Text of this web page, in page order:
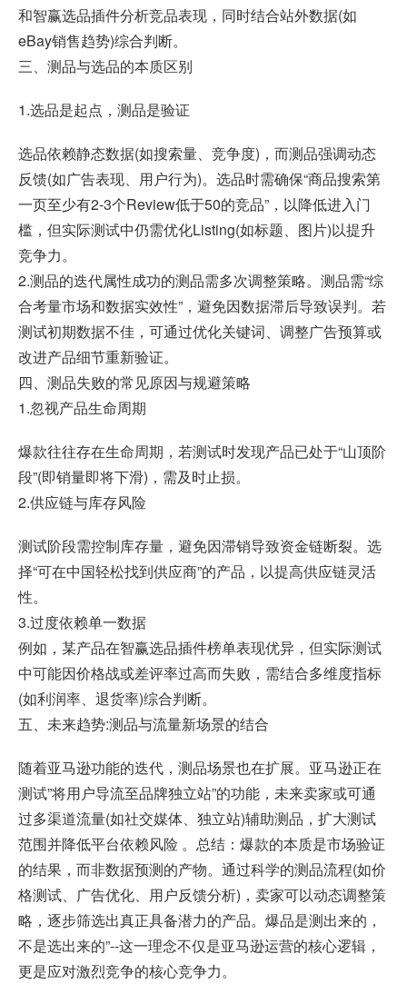
和智赢选品插件分析竞品表现，同时结合站外数据(如
eBay销售趋势)综合判断。
三、测品与选品的本质区别
1.选品是起点，测品是验证
选品依赖静态数据(如搜索量、竞争度)，而测品强调动态
反馈(如广告表现、用户行为)。选品时需确保“商品搜索第
一页至少有2-3个Review低于50的竞品”，以降低进入门
槛，但实际测试中仍需优化Listing(如标题、图片)以提升
竞争力。
2.测品的迭代属性成功的测品需多次调整策略。测品需“综
合考量市场和数据实效性”，避免因数据滞后导致误判。若
测试初期数据不佳，可通过优化关键词、调整广告预算或
改进产品细节重新验证。
四、测品失败的常见原因与规避策略
1.忽视产品生命周期
爆款往往存在生命周期，若测试时发现产品已处于“山顶阶
段”(即销量即将下滑)，需及时止损。
2.供应链与库存风险
测试阶段需控制库存量，避免因滞销导致资金链断裂。选
择“可在中国轻松找到供应商”的产品，以提高供应链灵活
性。
3.过度依赖单一数据
例如，某产品在智赢选品插件榜单表现优异，但实际测试
中可能因价格战或差评率过高而失败，需结合多维度指标
(如利润率、退货率)综合判断。
五、未来趋势:测品与流量新场景的结合
随着亚马逊功能的迭代，测品场景也在扩展。亚马逊正在
测试”将用户导流至品牌独立站”的功能，未来卖家或可通
过多渠道流量(如社交媒体、独立站)辅助测品，扩大测试
范围并降低平台依赖风险 。总结：爆款的本质是市场验证
的结果，而非数据预测的产物。通过科学的测品流程(如价
格测试、广告优化、用户反馈分析)，卖家可以动态调整策
略，逐步筛选出真正具备潜力的产品。爆品是测出来的，
不是选出来的”--这一理念不仅是亚马逊运营的核心逻辑，
更是应对激烈竞争的核心竞争力。